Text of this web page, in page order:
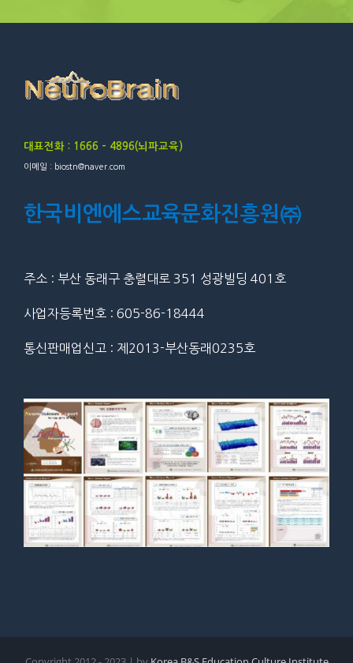
대표전화 : 1666 – 4896(뇌파교육)
이메일 : biostn@naver.com
한국비엔에스교육문화진흥원㈜
주소 : 부산 동래구 충렬대로 351 성광빌딩 401호
사업자등록번호 : 605-86-18444
통신판매업신고 : 제2013-부산동래0235호